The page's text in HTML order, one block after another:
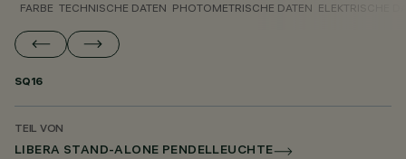
FARBE TECHNISCHE DATEN PHOTOMETRISCHE DATEN ELEKTRISCHE
SQ16
TEIL VON
LIBERA STAND-ALONE PENDELLEUCHTE